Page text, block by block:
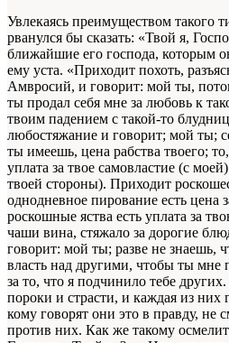
Увлекаясь преимуществом такого
рванулся бы сказать: «Твой я,
ближайшие его господа, которым
ему уста. «Приходит похоть,
Амвросий, и говорит: мой ты,
ты продал себя мне за любовь к
твоим падением с такой-то
любостяжание и говорит; мой ты;
ты имеешь, цена рабства твоего;
уплата за твое самовластие (с
твоей стороны). Приходит
однодневное пирование есть цена
роскошные яства есть уплата за
чаши вина, стяжало за дорогие
говорит: мой ты; разве не знаешь,
власть над другими, чтобы ты мне
за то, что я подчинило тебе
пороки и страсти, и каждая из
кому говорят они это в правду, не
против них. Как же такому